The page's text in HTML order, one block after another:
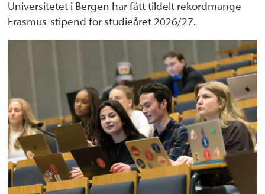
Universitetet i Bergen har fått tildelt rekordmange
Erasmus-stipend for studieåret 2026/27.